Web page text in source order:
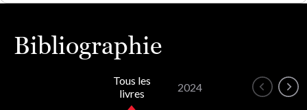
Bibliographie
Tous les
livres
2024